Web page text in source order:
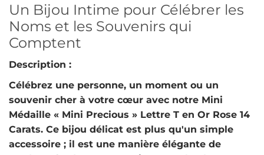
Un Bijou Intime pour Célébrer les
Noms et les Souvenirs qui
Comptent
Description :
Célébrez une personne, un moment ou un
souvenir cher à votre cœur avec notre Mini
Médaille « Mini Precious » Lettre T en Or Rose 14
Carats. Ce bijou délicat est plus qu'un simple
accessoire ; il est une manière élégante de